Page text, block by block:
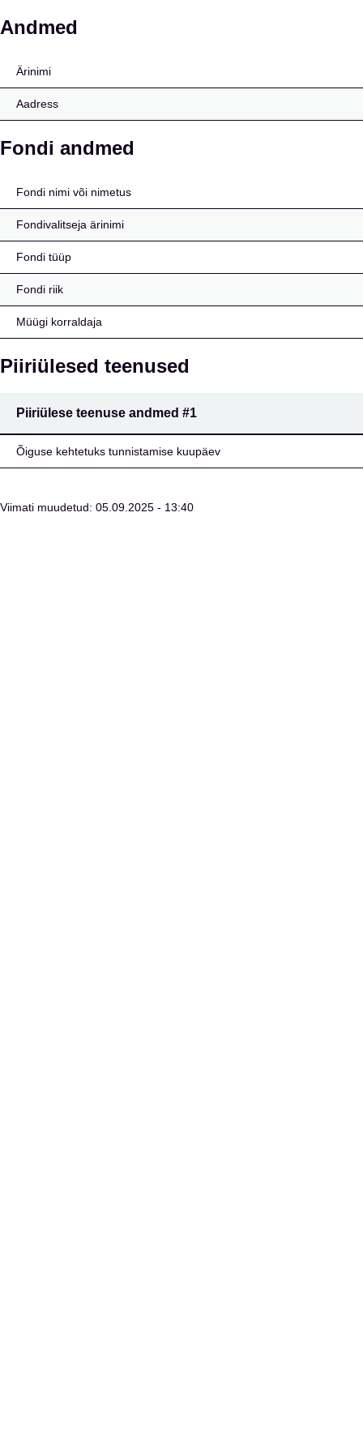
AlpInvest Co-
Andmed
Ärinimi
Aadress
Fondi andmed
Fondi nimi või nimetus
Fondivalitseja ärinimi
Fondi tüüp
Fondi riik
Müügi korraldaja
Piiriülesed teenused
Piiriülese teenuse andmed #1
Õiguse kehtetuks tunnistamise kuupäev
Viimati muudetud: 05.09.2025 - 13:40